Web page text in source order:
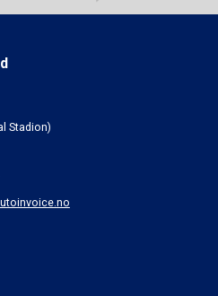
Stadion)